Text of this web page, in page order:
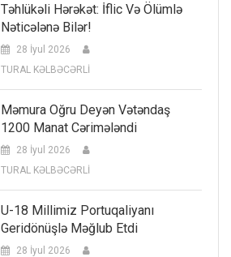
Təhlükəli Hərəkət: İflic Və Ölümlə
Nəticələnə Bilər!
28 İyul 2026
TURAL KƏLBƏCƏRLİ
Məmura Oğru Deyən Vətəndaş
1200 Manat Cərimələndi
28 İyul 2026
TURAL KƏLBƏCƏRLİ
U-18 Millimiz Portuqaliyanı
Geridönüşlə Məğlub Etdi
28 İyul 2026